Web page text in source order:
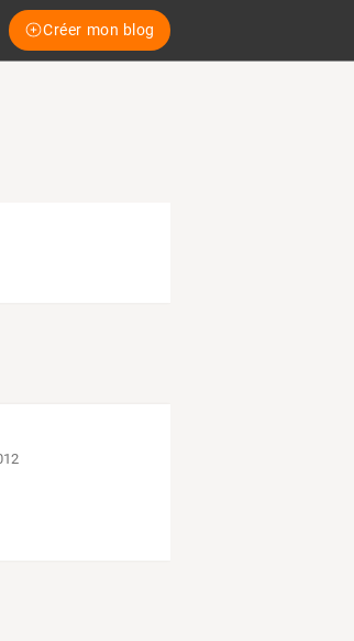
Créer mon blog